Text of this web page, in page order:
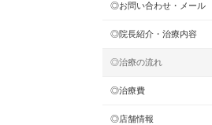
◎お問い合わせ・メール
◎院長紹介・治療内容
◎治療の流れ
◎治療費
◎店舗情報